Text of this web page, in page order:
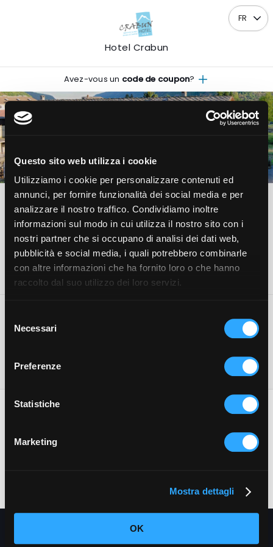
Questo sito web utilizza i cookie
Utilizziamo i cookie per personalizzare contenuti ed
annunci, per fornire funzionalità dei social media e per
analizzare il nostro traffico. Condividiamo inoltre
informazioni sul modo in cui utilizza il nostro sito con i
nostri partner che si occupano di analisi dei dati web,
pubblicità e social media, i quali potrebbero combinarle
con altre informazioni che ha fornito loro o che hanno
raccolto dal suo utilizzo dei loro servizi.
delNecessari
Preferenze
Statistiche
Marketing
Mostra dettagli
OK
Hotel Crabun
Avez-vous un code de coupon?
FR
09 Dim
AOÛT
2026 10 AOÛT
2026
1
Chambre
2
Adultes
0
Enfants
Voir les disponibilités
www.crabunhotel.it
Supprimer la
réservation